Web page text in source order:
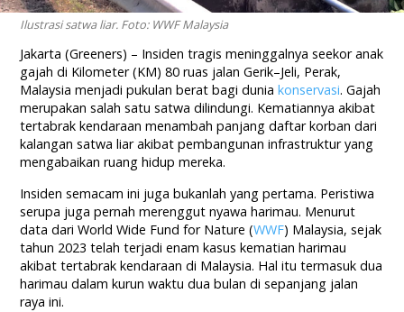
Ilustrasi satwa liar. Foto: WWF Malaysia
Jakarta (Greeners) – Insiden tragis meninggalnya seekor anak
gajah di Kilometer (KM) 80 ruas jalan Gerik–Jeli, Perak,
Malaysia menjadi pukulan berat bagi duniakonservasi. Gajah
merupakan salah satu satwa dilindungi. Kematiannya akibat
tertabrak kendaraan menambah panjang daftar korban dari
kalangan satwa liar akibat pembangunan infrastruktur yang
mengabaikan ruang hidup mereka.
Insiden semacam ini juga bukanlah yang pertama. Peristiwa
serupa juga pernah merenggut nyawa harimau. Menurut
data dari World Wide Fund for Nature (WWF) Malaysia, sejak
tahun 2023 telah terjadi enam kasus kematian harimau
akibat tertabrak kendaraan di Malaysia. Hal itu termasuk dua
harimau dalam kurun waktu dua bulan di sepanjang jalan
raya ini.